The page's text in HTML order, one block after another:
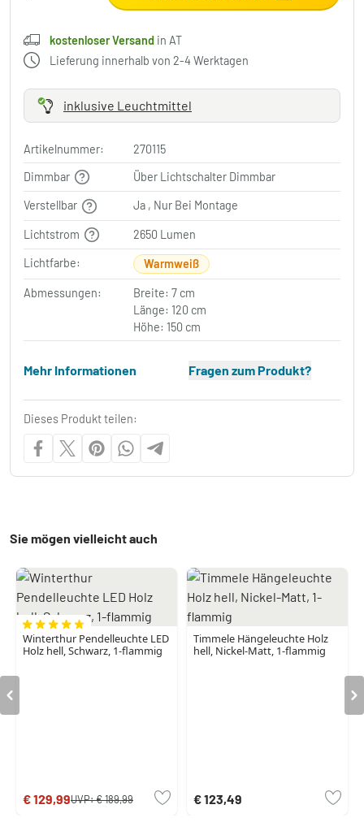
kostenloser Versand in AT
Lieferung innerhalb von 2-4 Werktagen
inklusive Leuchtmittel
Artikelnummer:
270115
Dimmbar
Über Lichtschalter Dimmbar
Verstellbar Ja , Nur Bei Montage
Lichtstrom 2650 Lumen
Lichtfarbe: Warmweiß
Abmessungen:
Breite: 7 cm
Länge: 120 cm
Höhe: 150 cm
Mehr Informationen Fragen zum Produkt?
Dieses Produkt teilen:
Sie mögen vielleicht auch
Winterthur Pendelleuchte LED
Holz hell, Schwarz, 1-flammig
€ 129,99UVP:€ 189,99
Timmele Hängeleuchte Holz
hell, Nickel-Matt, 1-flammig
€ 123,49